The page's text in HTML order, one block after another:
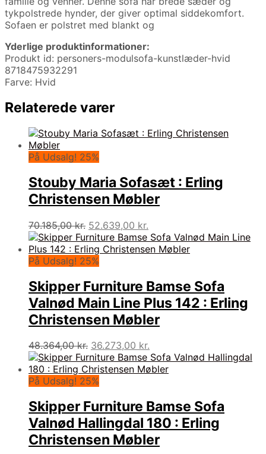
tykpolstrede hynder, der giver optimal siddekomfort.
Sofaen er polstret med blankt og
Yderlige produktinformationer:
Produkt id: personers-modulsofa-kunstlæder-hvid
8718475932291
Farve: Hvid
Relaterede varer
På Udsalg! 25%
Stouby Maria Sofasæt : Erling
Christensen Møbler
70.185,00kr. Den
oprindelige
pris
var:
52.639,00 kr.
aktuelle
pris
På Udsalg! 25%
Skipper Furniture Bamse Sofa
Valnød Main Line Plus 142 : Erling
Christensen Møbler
48.364,00kr. Den
oprindelige
pris
var:
36.273,00 kr.
aktuelle
pris
På Udsalg! 25%
Skipper Furniture Bamse Sofa
Valnød Hallingdal 180 : Erling
Christensen Møbler